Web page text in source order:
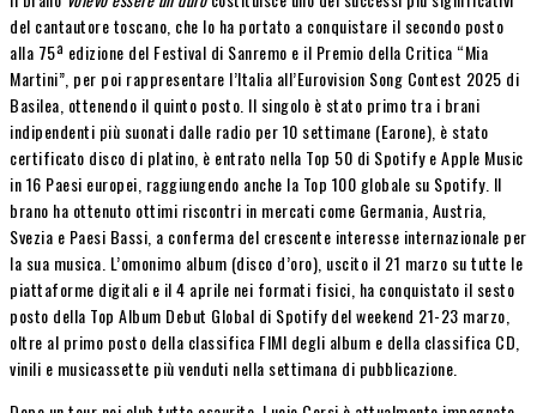
del cantautore toscano, che lo ha portato a conquistare il secondo posto
alla 75ª edizione del Festival di Sanremo e il Premio della Critica “Mia
Martini”, per poi rappresentare l’Italia all’Eurovision Song Contest 2025 di
Basilea, ottenendo il quinto posto. Il singolo è stato primo tra i brani
indipendenti più suonati dalle radio per 10 settimane (Earone), è stato
certificato disco di platino, è entrato nella Top 50 di Spotify e Apple Music
in 16 Paesi europei, raggiungendo anche la Top 100 globale su Spotify. Il
brano ha ottenuto ottimi riscontri in mercati come Germania, Austria,
Svezia e Paesi Bassi, a conferma del crescente interesse internazionale per
la sua musica. L’omonimo album (disco d’oro), uscito il 21 marzo su tutte le
piattaforme digitali e il 4 aprile nei formati fisici, ha conquistato il sesto
posto della Top Album Debut Global di Spotify del weekend 21-23 marzo,
oltre al primo posto della classifica FIMI degli album e della classifica CD,
vinili e musicassette più venduti nella settimana di pubblicazione.